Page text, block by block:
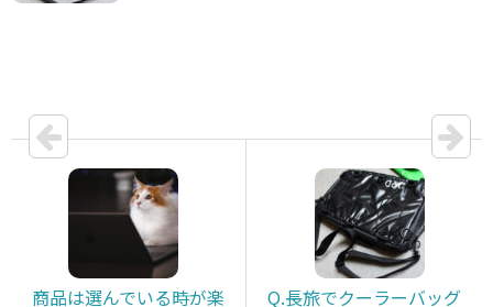
商品は選んでいる時が楽
Q.長旅でクーラーバッグ